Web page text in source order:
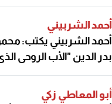
أحمد الشربيني
أحمد الشربيني يكتب:
بدر الدين "الأب الروحي
أبو المعاطي زكي